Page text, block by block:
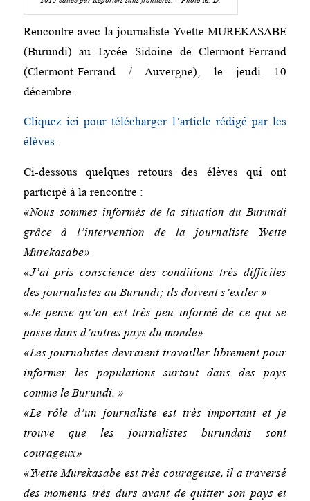
Rencontre avec la journaliste Yvette MUREKASABE
(Burundi) au Lycée Sidoine de Clermont-Ferrand
(Clermont-Ferrand / Auvergne), le jeudi 10
décembre.
Cliquez ici pour télécharger l’article rédigé par les
élèves.
Ci-dessous quelques retours des élèves qui ont
participé à la rencontre :
«Nous sommes informés de la situation du Burundi
grâce à l’intervention de la journaliste Yvette
Murekasabe»
«J’ai pris conscience des conditions très difficiles
des journalistes au Burundi; ils doivent s’exiler »
«Je pense qu’on est très peu informé de ce qui se
passe dans d’autres pays du monde»
«Les journalistes devraient travailler librement pour
informer les populations surtout dans des pays
comme le Burundi. »
«Le rôle d’un journaliste est très important et je
trouve que les journalistes burundais sont
courageux»
«Yvette Murekasabe est très courageuse, il a traversé
des moments très durs avant de quitter son pays et